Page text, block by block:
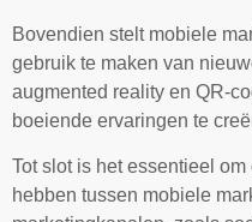
Bovendien stelt mobiele
gebruik te maken van
augmented reality en QR-
boeiende ervaringen te
Tot slot is het essentieel
hebben tussen mobiele